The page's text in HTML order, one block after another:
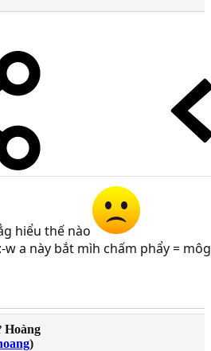
hiểu thế nào
w a này bắt mìh chấm phẩy = môg
Hoàng
)